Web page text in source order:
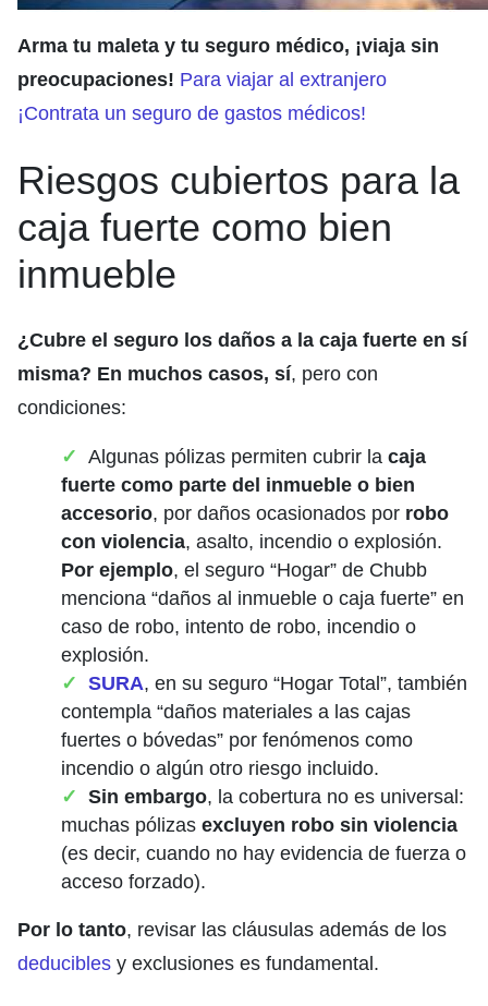
Arma tu maleta y tu seguro médico, ¡viaja sin
preocupaciones! Para viajar al extranjero
¡Contrata un seguro de gastos médicos!
Riesgos cubiertos para la
caja fuerte como bien
inmueble
¿Cubre el seguro los daños a la caja fuerte en sí
misma? En muchos casos, sí, pero con
condiciones:
Algunas pólizas permiten cubrir la caja
fuerte como parte del inmueble o bien
accesorio, por daños ocasionados por robo
con violencia, asalto, incendio o explosión.
Por ejemplo, el seguro “Hogar” de Chubb
menciona “daños al inmueble o caja fuerte” en
caso de robo, intento de robo, incendio o
explosión.
SURA, en su seguro “Hogar Total”, también
contempla “daños materiales a las cajas
fuertes o bóvedas” por fenómenos como
incendio o algún otro riesgo incluido.
Sin embargo, la cobertura no es universal:
muchas pólizas excluyen robo sin violencia
(es decir, cuando no hay evidencia de fuerza o
acceso forzado).
Por lo tanto, revisar las cláusulas además de los
deducibles y exclusiones es fundamental.